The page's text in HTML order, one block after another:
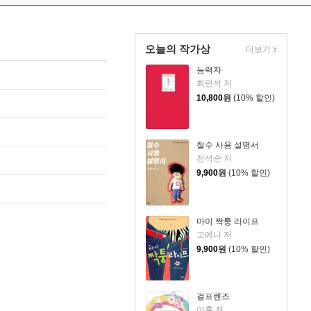
오늘의 작가상
능력자
최민석 저
10,800원 (10% 할인)
철수 사용 설명서
전석순 저
9,900원 (10% 할인)
마이 짝퉁 라이프
고예나 저
9,900원 (10% 할인)
걸프렌즈
더보기